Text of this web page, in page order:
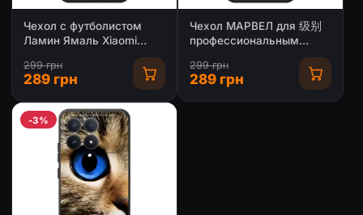
Чехол с футболистом
Ламин Ямаль Xiaomi
299 грн
289 грн
Чехол МАРВЕЛ для 级别
профессиональным
набор щителямиमोксибой
норм F8 Pro (AlphaPrint)
299 грн
289 грн
-3%